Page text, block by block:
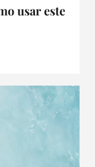
usar este